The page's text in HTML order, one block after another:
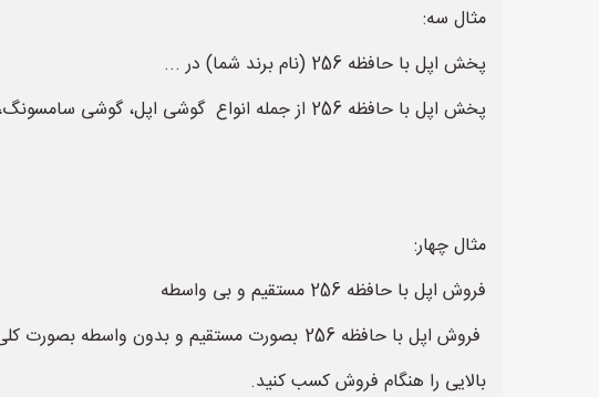
مثال سه:
پخش اپل با حافظه 256 (نام برند شما) در ...
پخش اپل با حافظه 256 از جمله انواع گوشی اپل، گوشی سامسونگ، گوشی شیائومی، گوشی هوآوی،گوشی پوکو در تهران و شهرستان ها با قیمت کف بازار. تلفن سفارش ...
مثال چهار:
فروش اپل با حافظه 256 مستقیم و بی واسطه
بالایی را هنگام فروش کسب کنید.